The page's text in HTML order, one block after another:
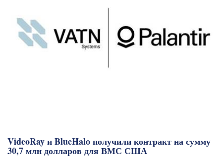
VideoRay и BlueHalo получили контракт на сумму
30,7 млн долларов для ВМС США